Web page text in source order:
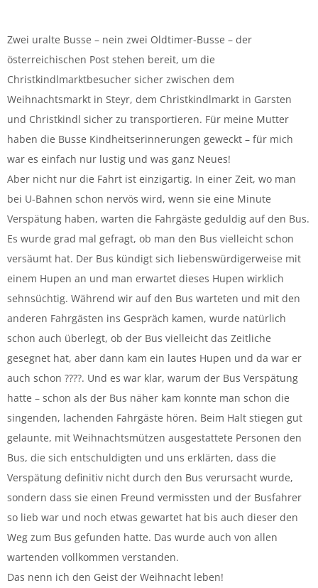
Zwei uralte Busse – nein zwei Oldtimer-Busse – der
österreichischen Post stehen bereit, um die
Christkindlmarktbesucher sicher zwischen dem
Weihnachtsmarkt in Steyr, dem Christkindlmarkt in Garsten
und Christkindl sicher zu transportieren. Für meine Mutter
haben die Busse Kindheitserinnerungen geweckt – für mich
war es einfach nur lustig und was ganz Neues!
Aber nicht nur die Fahrt ist einzigartig. In einer Zeit, wo man
bei U-Bahnen schon nervös wird, wenn sie eine Minute
Verspätung haben, warten die Fahrgäste geduldig auf den Bus.
Es wurde grad mal gefragt, ob man den Bus vielleicht schon
versäumt hat. Der Bus kündigt sich liebenswürdigerweise mit
einem Hupen an und man erwartet dieses Hupen wirklich
sehnsüchtig. Während wir auf den Bus warteten und mit den
anderen Fahrgästen ins Gespräch kamen, wurde natürlich
schon auch überlegt, ob der Bus vielleicht das Zeitliche
gesegnet hat, aber dann kam ein lautes Hupen und da war er
auch schon ????. Und es war klar, warum der Bus Verspätung
hatte – schon als der Bus näher kam konnte man schon die
singenden, lachenden Fahrgäste hören. Beim Halt stiegen gut
gelaunte, mit Weihnachtsmützen ausgestattete Personen den
Bus, die sich entschuldigten und uns erklärten, dass die
Verspätung definitiv nicht durch den Bus verursacht wurde,
sondern dass sie einen Freund vermissten und der Busfahrer
so lieb war und noch etwas gewartet hat bis auch dieser den
Weg zum Bus gefunden hatte. Das wurde auch von allen
wartenden vollkommen verstanden.
Das nenn ich den Geist der Weihnacht leben!